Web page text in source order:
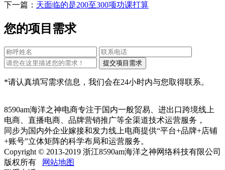
下一篇： 天面临的是200至300项功课打算
您的项目需求
*请认真填写需求信息，我们会在24小时内与您取得联系。
8590am海洋之神电商专注于国内一般贸易、进出口跨境线上
电商、直播电商、品牌营销推广等全渠道技术运营服务，
同步为国内外企业嫁接和发力线上电商提供“平台+品牌+店铺
+账号”立体矩阵的科学布局和运营服务。
Copyright © 2013-2019 浙江8590am海洋之神网络科技有限公司
版权所有
网站地图